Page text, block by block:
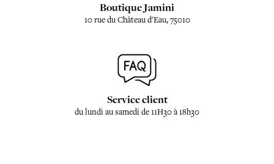
Boutique Jamini
10 rue du Château d'Eau, 75010
Service client
du lundi au samedi de 11H30 à 18h30